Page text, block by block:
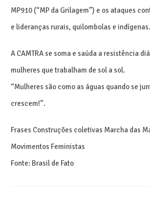
MP910 (“MP da Grilagem”) e os ataques
e lideranças rurais, quilombolas e indígenas.
A CAMTRA se soma e saúda a resistência
mulheres que trabalham de sol a sol.
“Mulheres são como as águas quando se
crescem!”.
Frases Construções coletivas Marcha das
Movimentos Feministas
Fonte: Brasil de Fato